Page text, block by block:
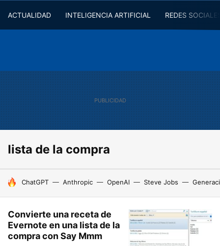
ACTUALIDAD INTELIGENCIA ARTIFICIAL REDES
lista de la compra
HOY SE HABLA DE
ChatGPT Anthropic OpenAI Steve Jobs
Convierte una receta de
Evernote en una lista de la
compra con Say Mmm